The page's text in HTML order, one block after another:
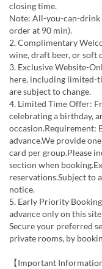
closing time.
Note: All-you-can-drink
order at 90 min).
2. Complimentary
wine, draft beer, or soft
3. Exclusive Website-
here, including limited-
are subject to change.
4. Limited Time Offer:
celebrating a birthday,
occasion.Requirement:
advance.We provide
card per group.Please
section when
reservations.Subject
notice.
5. Early Priority
advance only on this
Secure your preferred
private rooms, by
【Important Information